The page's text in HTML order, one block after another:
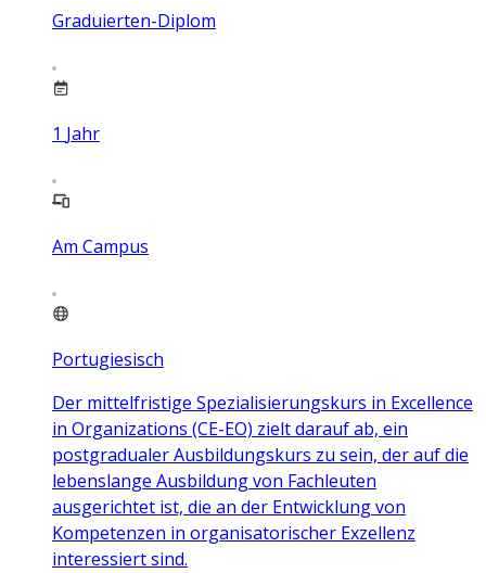
Graduierten-Diplom
1 Jahr
Am Campus
Portugiesisch
Der mittelfristige Spezialisierungskurs in Excellence
in Organizations (CE-EO) zielt darauf ab, ein
postgradualer Ausbildungskurs zu sein, der auf die
lebenslange Ausbildung von Fachleuten
ausgerichtet ist, die an der Entwicklung von
Kompetenzen in organisatorischer Exzellenz
interessiert sind.